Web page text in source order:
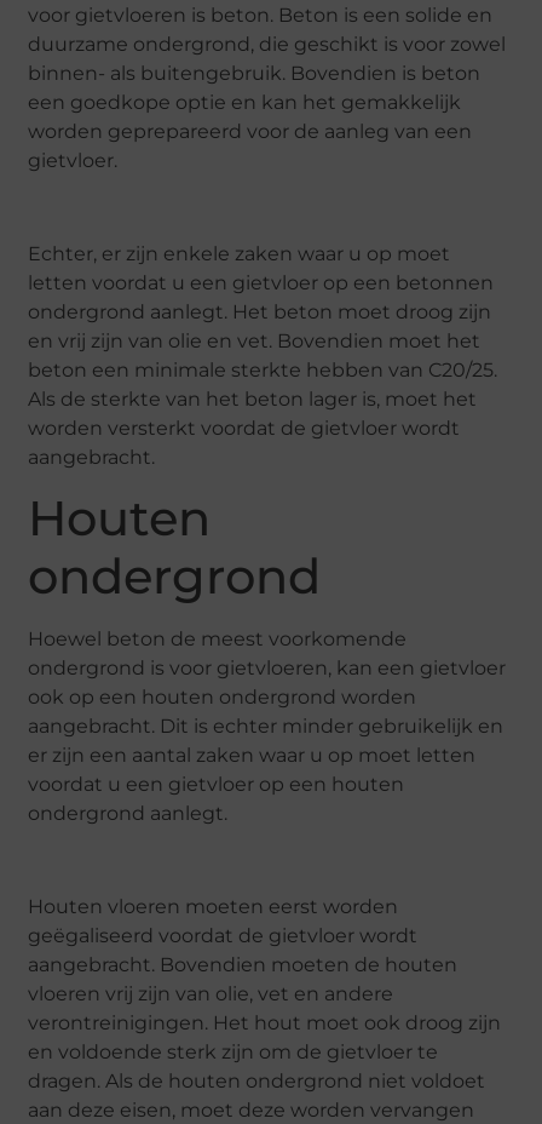
voor gietvloeren is beton. Beton is een solide en
duurzame ondergrond, die geschikt is voor zowel
binnen- als buitengebruik. Bovendien is beton
een goedkope optie en kan het gemakkelijk
worden geprepareerd voor de aanleg van een
gietvloer.
Echter, er zijn enkele zaken waar u op moet
letten voordat u een gietvloer op een betonnen
ondergrond aanlegt. Het beton moet droog zijn
en vrij zijn van olie en vet. Bovendien moet het
beton een minimale sterkte hebben van C20/25.
Als de sterkte van het beton lager is, moet het
worden versterkt voordat de gietvloer wordt
aangebracht.
Houten
ondergrond
Hoewel beton de meest voorkomende
ondergrond is voor gietvloeren, kan een gietvloer
ook op een houten ondergrond worden
aangebracht. Dit is echter minder gebruikelijk en
er zijn een aantal zaken waar u op moet letten
voordat u een gietvloer op een houten
ondergrond aanlegt.
Houten vloeren moeten eerst worden
geëgaliseerd voordat de gietvloer wordt
aangebracht. Bovendien moeten de houten
vloeren vrij zijn van olie, vet en andere
verontreinigingen. Het hout moet ook droog zijn
en voldoende sterk zijn om de gietvloer te
dragen. Als de houten ondergrond niet voldoet
aan deze eisen, moet deze worden vervangen